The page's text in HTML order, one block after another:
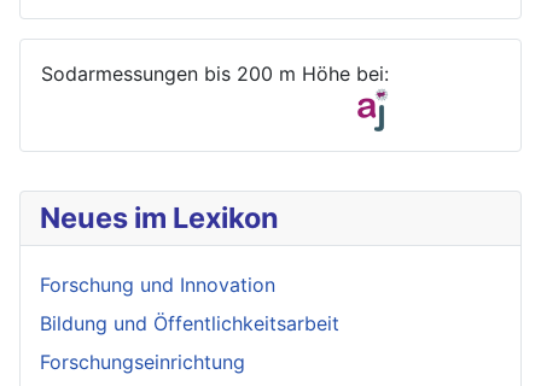
Neues im Lexikon
Forschung und Innovation
Bildung und Öffentlichkeitsarbeit
Forschungseinrichtung
Sodarmessungen bis 200 m Höhe bei: